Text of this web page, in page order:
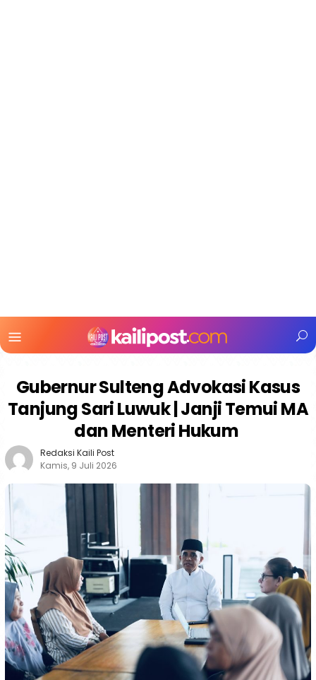
Mobile
Gubernur Sulteng Advokasi Kasus
Tanjung Sari Luwuk | Janji Temui MA
dan Menteri Hukum
Redaksi Kaili Post
Kamis, 9 Juli 2026